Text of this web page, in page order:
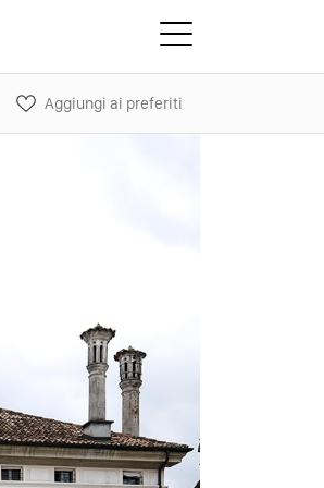
Aggiungi ai preferiti